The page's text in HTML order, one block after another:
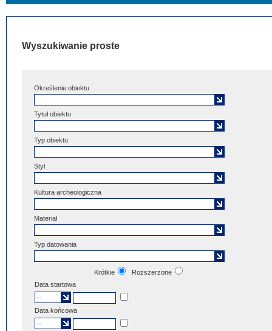
Wyszukiwanie proste
Określenie obiektu
Tytuł obiektu
Typ obiektu
Styl
Kultura archeologiczna
Materiał
Typ datowania
Krótkie
Rozszerzone
Data startowa
Data końcowa